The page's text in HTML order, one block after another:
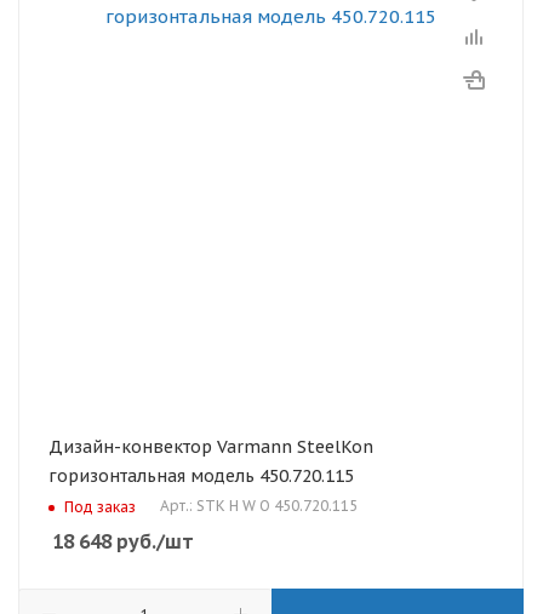
Дизайн-конвектор Varmann SteelKon
горизонтальная модель 450.720.115
Под заказ Арт.: STK H W O 450.720.115
18 648руб./шт